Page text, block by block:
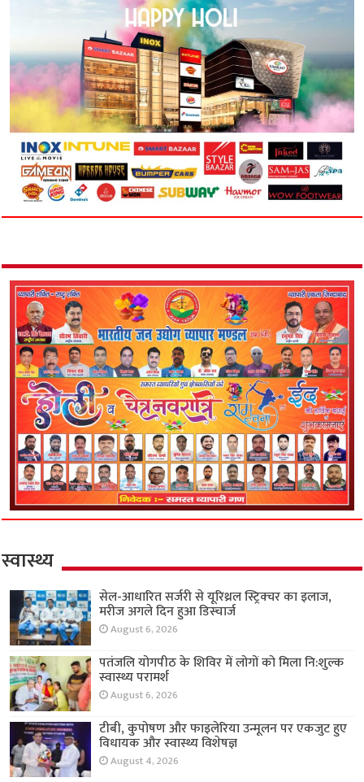
स्वास्थ्य
सेल-आधारित सर्जरी से यूरिथ्रल स्ट्रिक्चर का इलाज,
मरीज अगले दिन हुआ डिस्चार्ज
August 6, 2026
पतंजलि योगपीठ के शिविर में लोगों को मिला नि:शुल्क
स्वास्थ्य परामर्श
August 6, 2026
टीबी, कुपोषण और फाइलेरिया उन्मूलन पर एकजुट हुए
विधायक और स्वास्थ्य विशेषज्ञ
August 4, 2026